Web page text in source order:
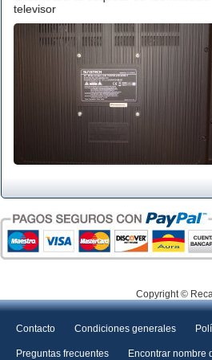
televisor
Copyright ©
Contacto Condiciones generales
Preguntas frecuentes Encontrar nombre